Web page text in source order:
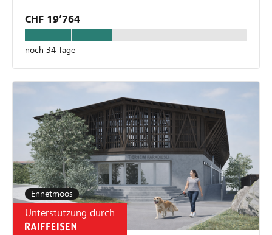
CHF 19’764
noch 34 Tage
Ennetmoos
Unterstützung durch